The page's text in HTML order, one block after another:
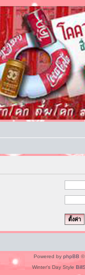
Powered by phpBB ©
Winter's Day Style